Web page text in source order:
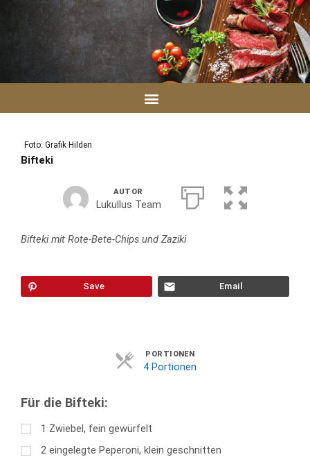
Foto: Grafik Hilden
Bifteki
AUTOR
Lukullus Team
Bifteki mit Rote-Bete-Chips und Zaziki
Save Email
PORTIONEN
4 Portionen
Für die Bifteki:
1 Zwiebel, fein gewürfelt
2 eingelegte Peperoni, klein geschnitten